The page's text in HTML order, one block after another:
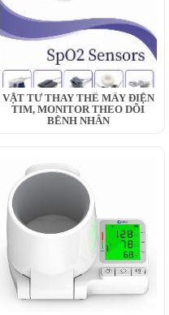
VẬT TƯ THAY THẾ MÂY ĐIỆN
TIM, MONITOR THEO DÕI
BỆNH NHÂN